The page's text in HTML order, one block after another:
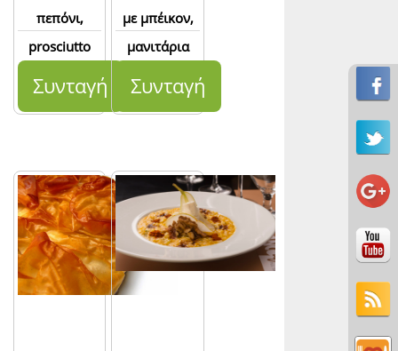
πεπόνι,
prosciutto
και γραβιέρα
Συνταγή
με μπέικον,
μανιτάρια
κολοκυθάκια
Συνταγή